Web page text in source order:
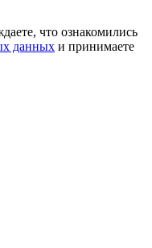
что ознакомились
данных и принимаете